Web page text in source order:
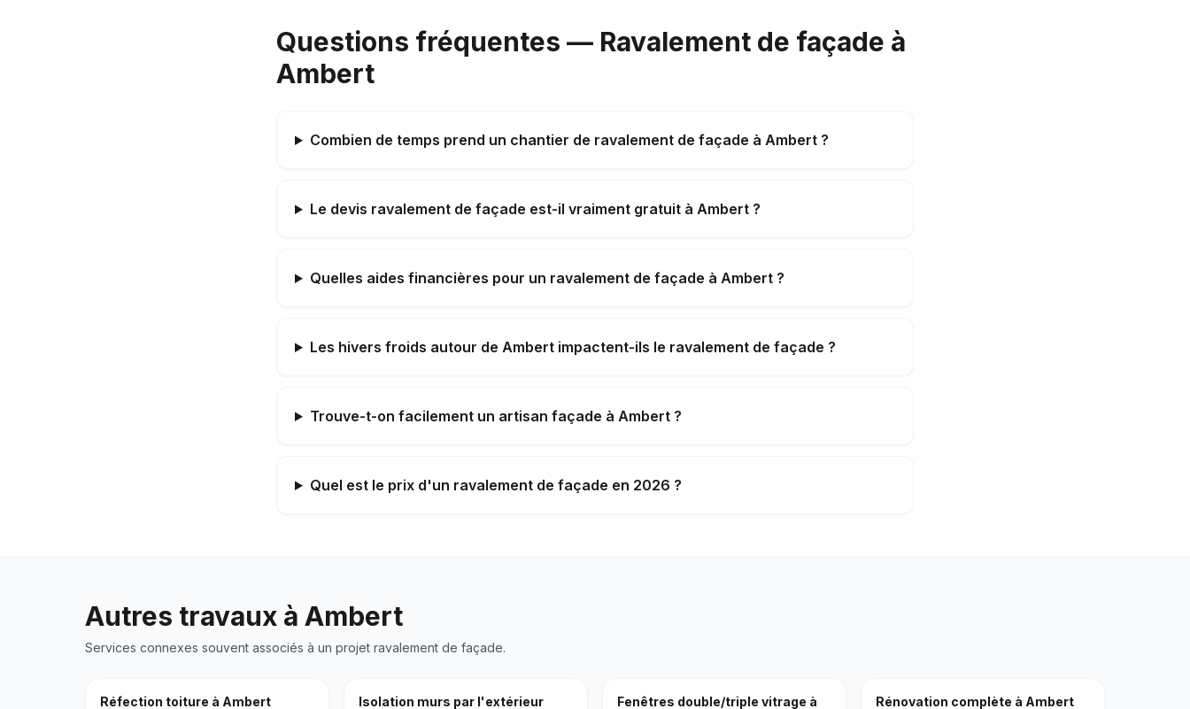
Questions fréquentes — Ravalement de façade à
Ambert
Combien de temps prend un chantier de ravalement de façade à Ambert ?
Le devis ravalement de façade est-il vraiment gratuit à Ambert ?
Quelles aides financières pour un ravalement de façade à Ambert ?
Les hivers froids autour de Ambert impactent-ils le ravalement de façade ?
Trouve-t-on facilement un artisan façade à Ambert ?
Quel est le prix d'un ravalement de façade en 2026 ?
Autres travaux à Ambert
Services connexes souvent associés à un projet ravalement de façade.
Réfection toiture à Ambert Isolation murs par l'extérieur Fenêtres double/triple vitrage à Rénovation complète à Ambert